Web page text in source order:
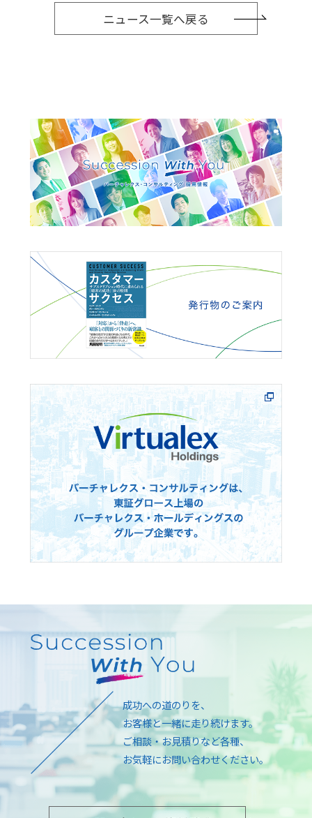
ニュース一覧へ戻る
成功への道のりを、
お客様と一緒に走り続けます。
ご相談・お見積りなど各種、
お気軽にお問い合わせください。